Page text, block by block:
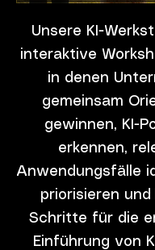
Unsere KI-
interaktive
in denen
gemeinsam
gewinnen, KI-
erkennen,
Anwendungsfälle
priorisieren
Schritte für die
Einführung von